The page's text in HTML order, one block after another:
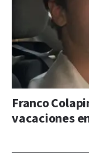
Franco
vacaciones